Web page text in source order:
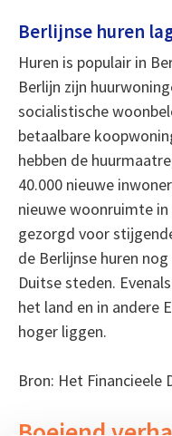
Berlijnse huren
Huren is populair in
Berlijn zijn
socialistische
betaalbare
hebben de
40.000 nieuwe
nieuwe woonruimte
gezorgd voor
de Berlijnse huren
Duitse steden.
het land en in andere
hoger liggen.
Bron: Het Financieele